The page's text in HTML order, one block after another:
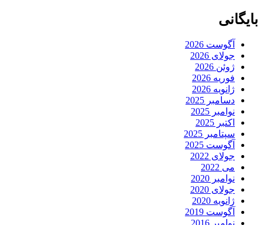
بایگانی
آگوست 2026
جولای 2026
ژوئن 2026
فوریه 2026
ژانویه 2026
دسامبر 2025
نوامبر 2025
اکتبر 2025
سپتامبر 2025
آگوست 2025
جولای 2022
می 2022
نوامبر 2020
جولای 2020
ژانویه 2020
آگوست 2019